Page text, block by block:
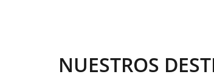
NUESTROS